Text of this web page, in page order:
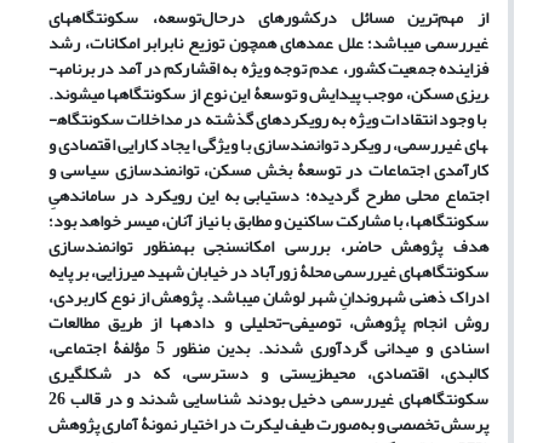
از مهم‌ترین مسائل درکشورهای درحال‌توسعه، سکونتگاه­های
غیررسمی می­باشد؛ علل عمده­ای همچون توزیع نابرابر امکانات، رشد
فزاینده جمعیت کشور، عدم توجه ویژه به اقشارکم درآمد در برنامه­
ریزی مسکن، موجب پیدایش و توسعۀ این نوع از سکونتگاه­ها می­شوند­.
با وجود انتقادات ویژه به رویکردهای گذشته در مداخلات سکونتگاه­
های غیررسمی، رویکرد توانمندسازی با ویژگی ایجاد کارایی اقتصادی و
کارآمدی اجتماعات در توسعۀ بخش مسکن، توانمندسازی سیاسی و
اجتماع محلی مطرح گردیده؛ دستیابی به این رویکرد در ساماندهیِ
سکونتگاه­ها، با مشارکت ساکنین و مطابق با نیاز آنان، میسر خواهد بود؛
هدف پژوهش حاضر، بررسی امکان­سنجی به­منظور توانمندسازی
سکونتگاه­های غیررسمی محلۀ زورآباد در خیابان شهید میرزایی، بر پایه
ادراک ذهنی شهروندانِ شهر لوشان می­باشد. پژوهش از نوع کاربردی،
روش انجام پژوهش، توصیفی-تحلیلی و داده­ها از طریق مطالعات
اسنادی و میدانی گردآوری شدند. بدین منظور 5 مؤلفۀ اجتماعی،
کالبدی، اقتصادی، محیط­زیستی و دسترسی، که در شکل­گیری
سکونتگاه­های غیررسمی دخیل بودند شناسایی شدند و در قالب 26
پرسش تخصصی و به‌صورت طیف لیکرت در اختیار نمونۀ آماری پژوهش